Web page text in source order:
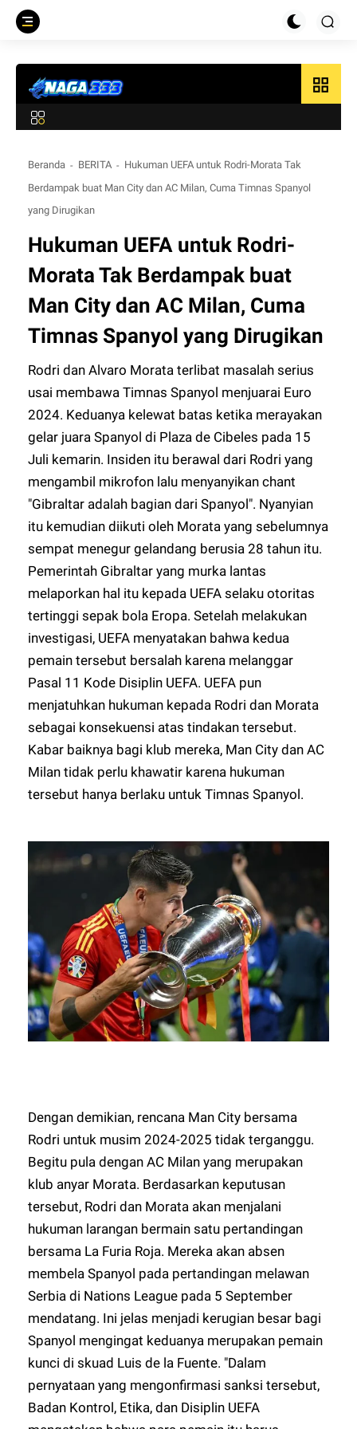
grid_view
Beranda BERITA
Hukuman UEFA untuk Rodri-Morata Tak
Berdampak buat Man City dan AC Milan, Cuma Timnas Spanyol
yang Dirugikan
Hukuman UEFA untuk Rodri-
Morata Tak Berdampak buat
Man City dan AC Milan, Cuma
Timnas Spanyol yang Dirugikan
Rodri dan Alvaro Morata terlibat masalah serius
usai membawa Timnas Spanyol menjuarai Euro
2024. Keduanya kelewat batas ketika merayakan
gelar juara Spanyol di Plaza de Cibeles pada 15
Juli kemarin. Insiden itu berawal dari Rodri yang
mengambil mikrofon lalu menyanyikan chant
"Gibraltar adalah bagian dari Spanyol". Nyanyian
itu kemudian diikuti oleh Morata yang sebelumnya
sempat menegur gelandang berusia 28 tahun itu.
Pemerintah Gibraltar yang murka lantas
melaporkan hal itu kepada UEFA selaku otoritas
tertinggi sepak bola Eropa. Setelah melakukan
investigasi, UEFA menyatakan bahwa kedua
pemain tersebut bersalah karena melanggar
Pasal 11 Kode Disiplin UEFA. UEFA pun
menjatuhkan hukuman kepada Rodri dan Morata
sebagai konsekuensi atas tindakan tersebut.
Kabar baiknya bagi klub mereka, Man City dan AC
Milan tidak perlu khawatir karena hukuman
tersebut hanya berlaku untuk Timnas Spanyol.
Dengan demikian, rencana Man City bersama
Rodri untuk musim 2024-2025 tidak terganggu.
Begitu pula dengan AC Milan yang merupakan
klub anyar Morata. Berdasarkan keputusan
tersebut, Rodri dan Morata akan menjalani
hukuman larangan bermain satu pertandingan
bersama La Furia Roja. Mereka akan absen
membela Spanyol pada pertandingan melawan
Serbia di Nations League pada 5 September
mendatang. Ini jelas menjadi kerugian besar bagi
Spanyol mengingat keduanya merupakan pemain
kunci di skuad Luis de la Fuente. "Dalam
pernyataan yang mengonfirmasi sanksi tersebut,
Badan Kontrol, Etika, dan Disiplin UEFA